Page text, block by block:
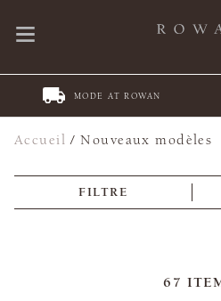
MODE AT ROWAN
Accueil /Nouveaux modèles
FILTRE
67